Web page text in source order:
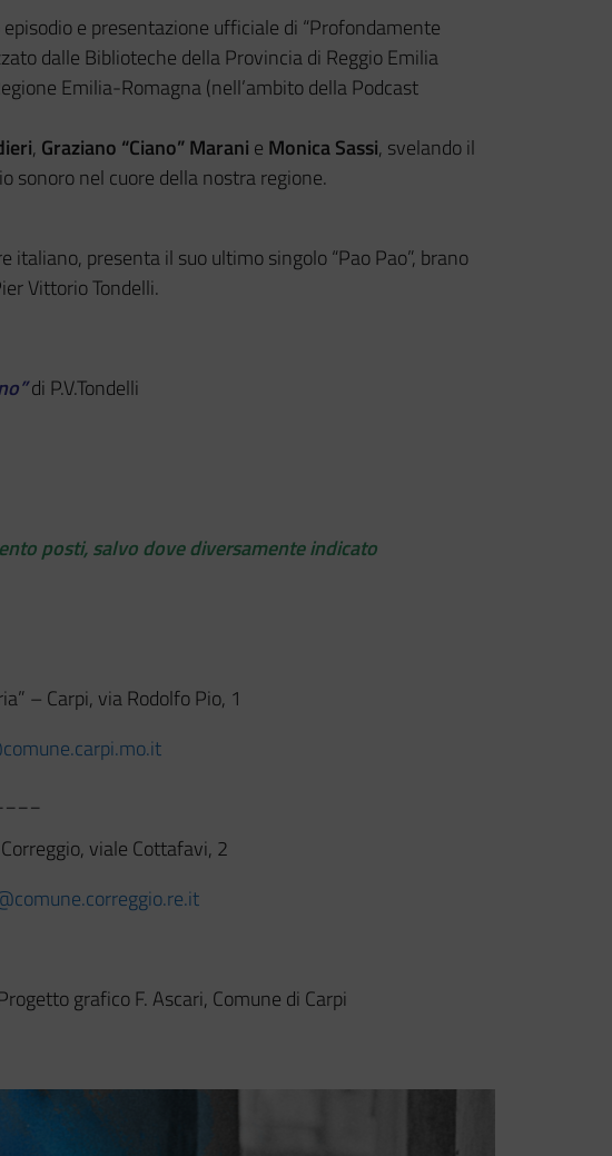
e presentazione ufficiale di “Profondamente
dalle Biblioteche della Provincia di Reggio Emilia
Emilia-Romagna (nell’ambito della Podcast
, Graziano “Ciano” Marani e Monica Sassi, svelando il
sonoro nel cuore della nostra regione.
italiano, presenta il suo ultimo singolo “Pao Pao”, brano
Vittorio Tondelli.
di P.V.Tondelli
posti, salvo dove diversamente indicato
– Carpi, via Rodolfo Pio, 1
viale Cottafavi, 2
grafico F. Ascari, Comune di Carpi